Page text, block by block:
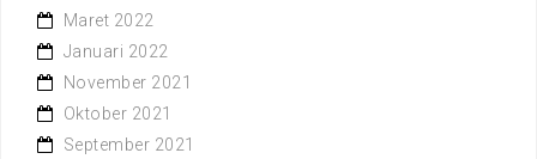
Maret 2022
Januari 2022
November 2021
Oktober 2021
September 2021